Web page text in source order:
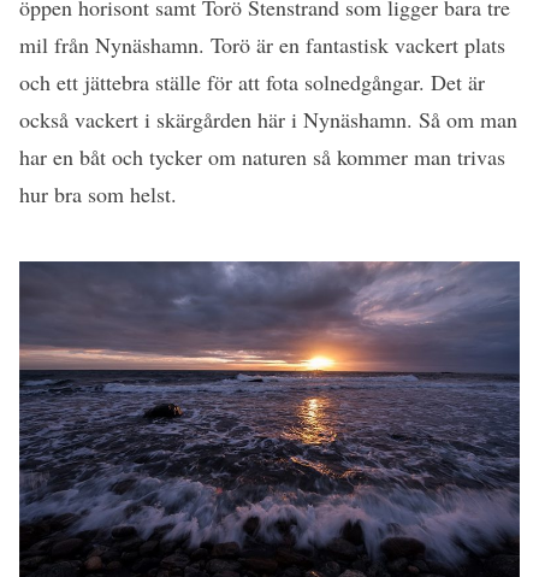
öppen horisont samt Torö Stenstrand som ligger bara tre
mil från Nynäshamn. Torö är en fantastisk vackert plats
och ett jättebra ställe för att fota solnedgångar. Det är
också vackert i skärgården här i Nynäshamn. Så om man
har en båt och tycker om naturen så kommer man trivas
hur bra som helst.